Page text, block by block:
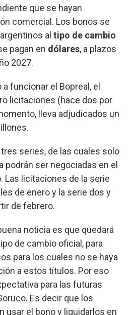
que se hayan
comercial. Los bonos se
al tipo de cambio
pagan en dólares, a plazos
2027.
funcionar el Bopreal, el
licitaciones (hace dos por
lleva adjudicados un
series, de las cuales solo
podrán ser negociadas en el
Las licitaciones de la serie
de enero y la serie dos y
de febrero.
noticia es que quedará
de cambio oficial, para
para los cuales no se haya
a estos títulos. Por eso
para las futuras
Es decir que los
usar el bono y liquidarlos en